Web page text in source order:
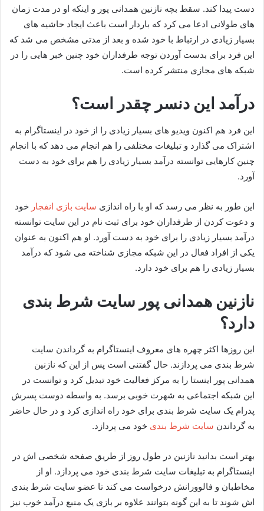
دست پیدا کند. سقط بچه نازنین همدانی پور و اینکه او در مدت زمان
های طولانی ادعا می کرد که باردار است باعث ایجاد حاشیه‌ های
بسیار زیادی در ارتباط با خود شده و بعد از مدتی مشخص می شد که
این فرد برای بدست آوردن توجه طرفداران خود چنین خبر هایی را در
شبکه های مجازی منتشر کرده است.
درآمد این دنسر چقدر است؟
این فرد هم اکنون ویدیو های بسیار زیادی را از خود در اینستاگرام به
اشتراک می‌ گذارد و تبلیغات مختلفی را هم انجام می دهد که با انجام
چنین کارهایی توانسته درآمد بسیار زیادی را هم برای خود به دست
آورد.
این طور به نظر می رسد که او با راه اندازی سایت بازی انفجار خود
و دعوت کردن از طرفداران خود برای ثبت نام در این سایت توانسته
درآمد بسیار زیادی را برای خود به دست آورد. او هم اکنون به عنوان
یکی از افراد فعال در این شبکه مجازی شناخته می شود که درآمد
بسیار زیادی را هم برای خود دارد.
نازنین همدانی پور سایت شرط بندی
دارد؟
این روزها اکثر چهره‌ های معروف اینستاگرام به گرداندن سایت
شرط‌ بندی می‌ پردازند. حال گفتنی است پس از این که نازنین
همدانی پور اینستا را به مرکز فعالیت خود تبدیل کرد و توانست در
این شبکه اجتماعی به شهرت خوبی برسد. به واسطه دوست پسرش
پدرام یک سایت شرط بندی برای خود راه اندازی کرد و در حال حاضر
به گرداندن سایت شرط بندی خود می‌ پردازد.
بهتر است بدانید نازنین در طول روز از طریق صفحه شخصی اش در
اینستاگرام به تبلیغات سایت شرط بندی خود می‌ پردازد. او از
مخاطبان و فالوورانش درخواست می‌ کند تا عضو سایت شرط بندی
اش شوند تا به این گونه بتوانند علاوه بر بازی یک منبع درآمد خوب نیز